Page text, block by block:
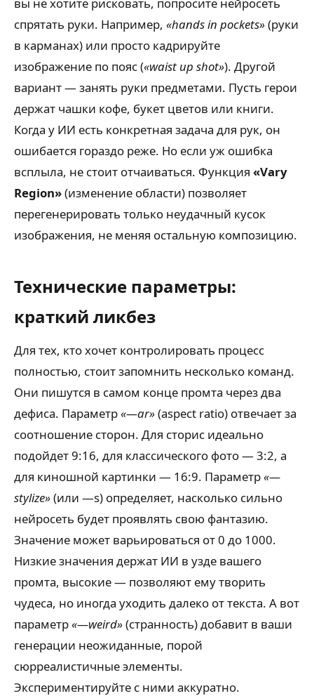
спрятать руки. Например, «hands in pockets»(руки
в карманах) или просто кадрируйте
изображение по пояс («waist up shot»). Другой
вариант — занять руки предметами. Пусть герои
держат чашки кофе, букет цветов или книги.
Когда у ИИ есть конкретная задача для рук, он
ошибается гораздо реже. Но если уж ошибка
всплыла, не стоит отчаиваться. Функция «Vary
Region»(изменение области) позволяет
перегенерировать только неудачный кусок
изображения, не меняя остальную композицию.
Технические параметры:
краткий ликбез
Для тех, кто хочет контролировать процесс
полностью, стоит запомнить несколько команд.
Они пишутся в самом конце промта через два
дефиса. Параметр«—ar»(aspect ratio) отвечает за
соотношение сторон. Для сторис идеально
подойдет 9:16, для классического фото — 3:2, а
для киношной картинки — 16:9. Параметр«—
stylize»(или —s) определяет, насколько сильно
нейросеть будет проявлять свою фантазию.
Значение может варьироваться от 0 до 1000.
Низкие значения держат ИИ в узде вашего
промта, высокие — позволяют ему творить
чудеса, но иногда уходить далеко от текста. А вот
параметр«—weird»(странность) добавит в ваши
генерации неожиданные, порой
сюрреалистичные элементы.
Экспериментируйте с ними аккуратно.